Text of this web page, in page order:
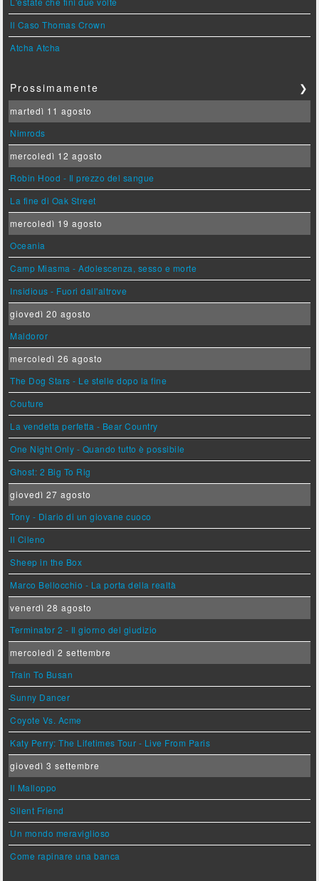
Il Caso Thomas Crown
Atcha Atcha
Prossimamente ❯
martedì 11 agosto
Nimrods
mercoledì 12 agosto
Robin Hood - Il prezzo del sangue
La fine di Oak Street
mercoledì 19 agosto
Oceania
Camp Miasma - Adolescenza, sesso e morte
Insidious - Fuori dall'altrove
giovedì 20 agosto
Maldoror
mercoledì 26 agosto
The Dog Stars - Le stelle dopo la fine
Couture
La vendetta perfetta - Bear Country
One Night Only - Quando tutto è possibile
Ghost: 2 Big To Rig
giovedì 27 agosto
Tony - Diario di un giovane cuoco
Il Cileno
Sheep in the Box
Marco Bellocchio - La porta della realtà
venerdì 28 agosto
Terminator 2 - Il giorno del giudizio
mercoledì 2 settembre
Train To Busan
Sunny Dancer
Coyote Vs. Acme
Katy Perry: The Lifetimes Tour - Live From Paris
giovedì 3 settembre
Il Malloppo
Silent Friend
Un mondo meraviglioso
Come rapinare una banca